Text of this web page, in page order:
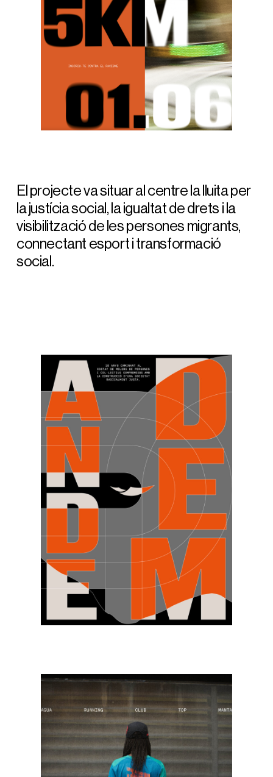
El projecte va situar al centre la lluita per
la justícia social, la igualtat de drets i la
visibilització de les persones migrants,
connectant esport i transformació
social.